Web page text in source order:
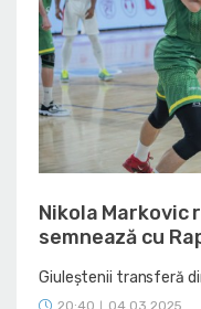
Nikola Markovic
semnează cu
Giuleștenii transferă